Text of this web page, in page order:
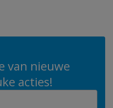
van nieuwe
acties!